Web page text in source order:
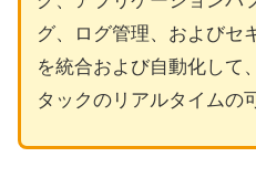
グ、ログ管理、およびセ
を統合および自動化して
タックのリアルタイムの